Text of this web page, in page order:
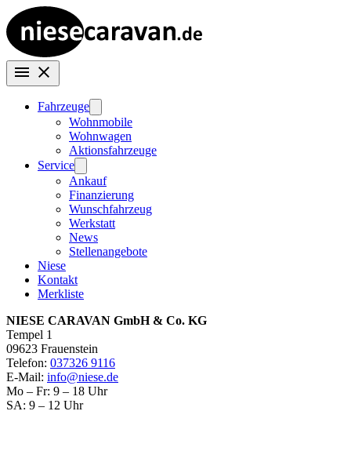
Fahrzeuge
Wohnmobile
Wohnwagen
Aktionsfahrzeuge
Service
Ankauf
Finanzierung
Wunschfahrzeug
Werkstatt
News
Stellenangebote
Niese
Kontakt
Merkliste
NIESE CARAVAN GmbH & Co. KG
Tempel 1
09623 Frauenstein
Telefon: 037326 9116
E-Mail: info@niese.de
Mo – Fr: 9 – 18 Uhr
SA: 9 – 12 Uhr